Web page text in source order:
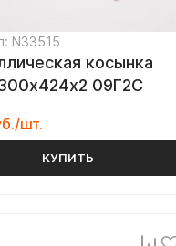
N33515
косынка
09Г2С
шт.
КУПИТЬ